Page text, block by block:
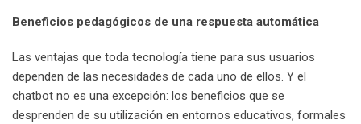
Beneficios pedagógicos de una respuesta automática
Las ventajas que toda tecnología tiene para sus usuarios
dependen de las necesidades de cada uno de ellos. Y el
chatbot no es una excepción: los beneficios que se
desprenden de su utilización en entornos educativos, formales